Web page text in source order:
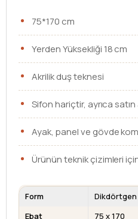
75*170 cm
Yerden Yüksekliği 18 cm
Akrilik duş teknesi
Sifon hariçtir, ayrıca satın
Ayak, panel ve gövde
Ürünün teknik çizimleri
Form
Dikdörtgen
Ebat
75 x 170